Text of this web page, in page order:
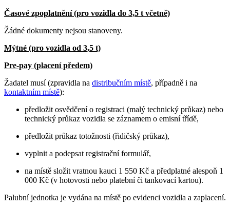
Časové zpoplatnění (pro vozidla do 3,5 t včetně)
Žádné dokumenty nejsou stanoveny.
Mýtné (pro vozidla od 3,5 t)
Pre-pay (placení předem)
Žadatel musí (zpravidla na distribučním místě, případně i na
kontaktním místě):
předložit osvědčení o registraci (malý technický průkaz) nebo
technický průkaz vozidla se záznamem o emisní třídě,
předložit průkaz totožnosti (řidičský průkaz),
vyplnit a podepsat registrační formulář,
na místě složit vratnou kauci 1 550 Kč a předplatné alespoň 1
000 Kč (v hotovosti nebo platební či tankovací kartou).
Palubní jednotka je vydána na místě po evidenci vozidla a zaplacení.